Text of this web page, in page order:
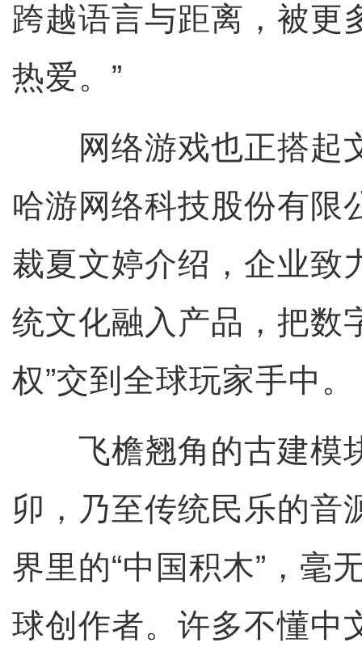
跨越语言与距离，被更
热爱。”
网络游戏也正搭起
哈游网络科技股份有限
裁夏文婷介绍，企业致
统文化融入产品，把数
权”交到全球玩家手中。
飞檐翘角的古建模
卯，乃至传统民乐的音
界里的“中国积木”，毫
球创作者。许多不懂中